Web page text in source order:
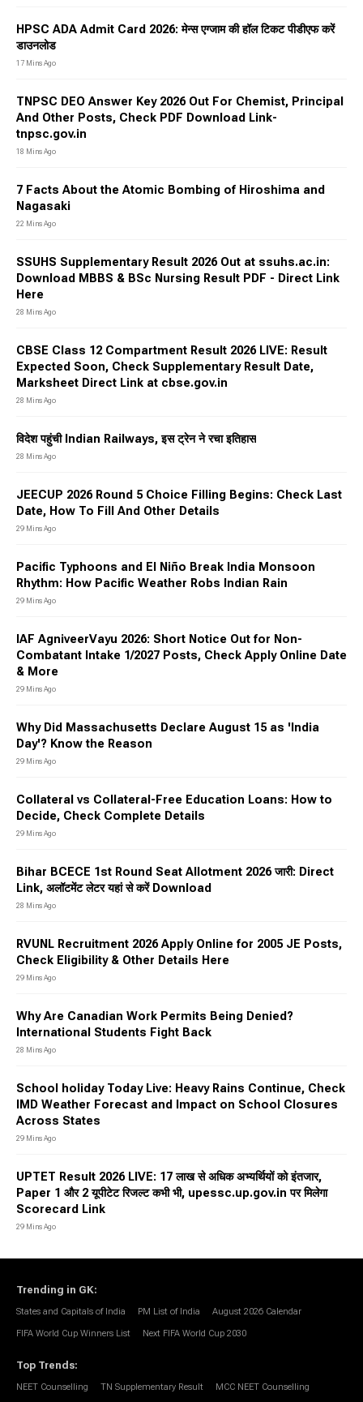
HPSC ADA Admit Card 2026: मेन्स एग्जाम की हॉल टिकट पीडीएफ करें
डाउनलोड
17 Mins Ago
TNPSC DEO Answer Key 2026 Out For Chemist, Principal
And Other Posts, Check PDF Download Link-
tnpsc.gov.in
18 Mins Ago
7 Facts About the Atomic Bombing of Hiroshima and
Nagasaki
22 Mins Ago
SSUHS Supplementary Result 2026 Out at ssuhs.ac.in:
Download MBBS & BSc Nursing Result PDF - Direct Link
Here
28 Mins Ago
CBSE Class 12 Compartment Result 2026 LIVE: Result
Expected Soon, Check Supplementary Result Date,
Marksheet Direct Link at cbse.gov.in
28 Mins Ago
विदेश पहुंची Indian Railways, इस ट्रेन ने रचा इतिहास
28 Mins Ago
JEECUP 2026 Round 5 Choice Filling Begins: Check Last
Date, How To Fill And Other Details
29 Mins Ago
Pacific Typhoons and El Niño Break India Monsoon
Rhythm: How Pacific Weather Robs Indian Rain
29 Mins Ago
IAF AgniveerVayu 2026: Short Notice Out for Non-
Combatant Intake 1/2027 Posts, Check Apply Online Date
& More
29 Mins Ago
Why Did Massachusetts Declare August 15 as 'India
Day'? Know the Reason
29 Mins Ago
Collateral vs Collateral-Free Education Loans: How to
Decide, Check Complete Details
29 Mins Ago
Bihar BCECE 1st Round Seat Allotment 2026 जारी: Direct
Link, अलॉटमेंट लेटर यहां से करें Download
28 Mins Ago
RVUNL Recruitment 2026 Apply Online for 2005 JE Posts,
Check Eligibility & Other Details Here
29 Mins Ago
Why Are Canadian Work Permits Being Denied?
International Students Fight Back
28 Mins Ago
School holiday Today Live: Heavy Rains Continue, Check
IMD Weather Forecast and Impact on School Closures
Across States
29 Mins Ago
UPTET Result 2026 LIVE: 17 लाख से अधिक अभ्यर्थियों को इंतजार,
Paper 1 और 2 यूपीटेट रिजल्ट कभी भी, upessc.up.gov.in पर मिलेगा
Scorecard Link
29 Mins Ago
Trending in GK:
States and Capitals of India PM List of India August 2026 Calendar
FIFA World Cup Winners List Next FIFA World Cup 2030
Top Trends:
NEET Counselling TN Supplementary Result MCC NEET Counselling